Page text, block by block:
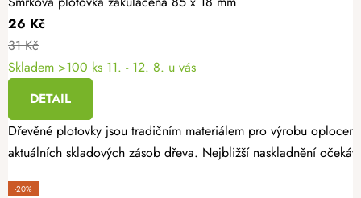
26 Kč
31 Kč
Skladem >100 ks 11. - 12. 8. u vás
DETAIL
Dřevěné plotovky jsou tradičním materiálem pro výrobu
aktuálních skladových zásob dřeva. Nejbližší naskladnění
-20%